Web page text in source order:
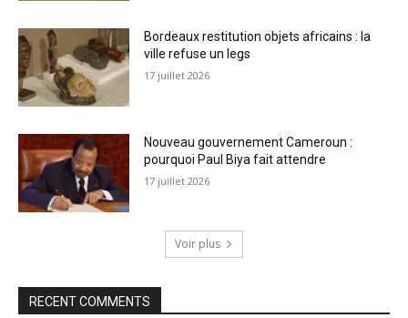
Bordeaux restitution objets africains : la
ville refuse un legs
17 juillet 2026
Nouveau gouvernement Cameroun :
pourquoi Paul Biya fait attendre
17 juillet 2026
Voir plus
RECENT COMMENTS